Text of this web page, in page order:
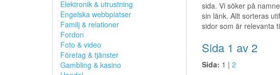
Elektronik & utrustning
Engelska webbplatser
Familj & relationer
Fordon
Foto & video
Företag & tjänster
Gambling & kasino
sida. Vi söker på
sin länk. Allt sorteras
sidor som är relevanta
Sida 1 av 2
Sida: 1 | 2